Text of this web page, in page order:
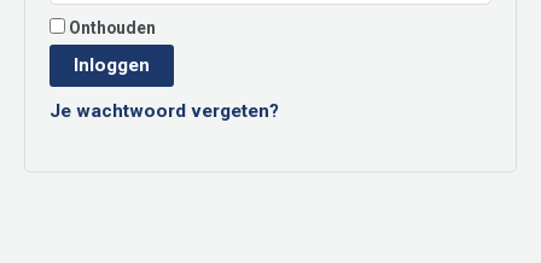
Onthouden
Inloggen
Je wachtwoord vergeten?